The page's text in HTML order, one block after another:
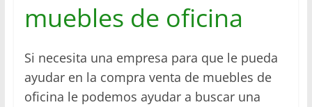
muebles de oficina
Si necesita una empresa para que le pueda
ayudar en la compra venta de muebles de
oficina le podemos ayudar a buscar una